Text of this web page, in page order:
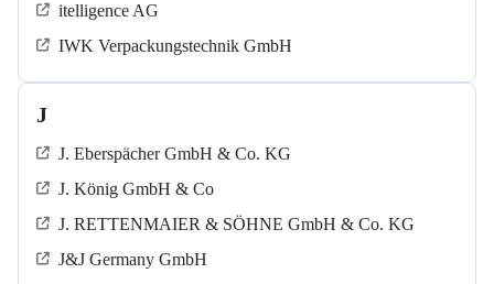
itelligence AG
IWK Verpackungstechnik GmbH
J
J. Eberspächer GmbH & Co. KG
J. König GmbH & Co
J. RETTENMAIER & SÖHNE GmbH & Co. KG
J&J Germany GmbH